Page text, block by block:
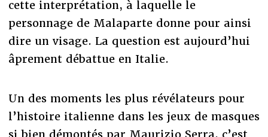
cette interprétation, à laquelle le
personnage de Malaparte donne pour ainsi
dire un visage. La question est aujourd’hui
âprement débattue en Italie.
Un des moments les plus révélateurs pour
l’histoire italienne dans les jeux de masques
si bien démontés par Maurizio Serra, c’est